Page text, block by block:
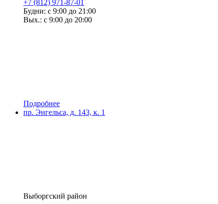
+7 (812) 971-87-01
Будни: с 9:00 до 21:00
Вых.: с 9:00 до 20:00
Подробнее
пр. Энгельса, д. 143, к. 1
Выборгский район